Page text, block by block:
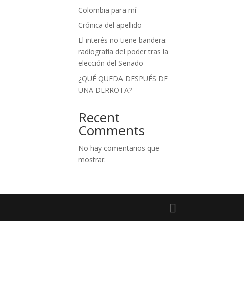
Colombia para mí
Crónica del apellido
El interés no tiene bandera:
radiografía del poder tras la
elección del Senado
¿QUÉ QUEDA DESPUÉS DE
UNA DERROTA?
Recent
Comments
No hay comentarios que
mostrar.